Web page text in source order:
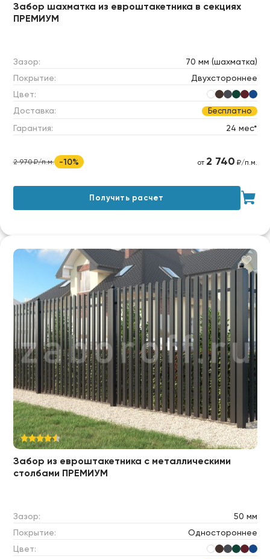
Забор шахматка из евроштакетника в секциях
ПРЕМИУМ
Зазор:
70 мм (шахматка)
Покрытие:
Двухстороннее
Цвет:
Доставка:
Бесплатно
Гарантия: 24 мес*
2 970 ₽/п.м. -10% от 2 740 ₽/п.м.
Получить расчет
Забор из евроштакетника c металлическими
столбами ПРЕМИУМ
Зазор:
50 мм
Покрытие:
Одностороннее
Цвет: